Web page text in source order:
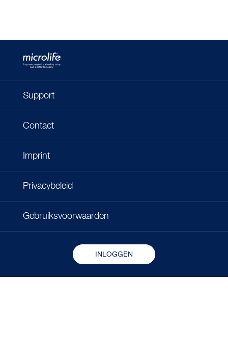
Support
Contact
Imprint
Privacybeleid
Gebruiksvoorwaarden
INLOGGEN